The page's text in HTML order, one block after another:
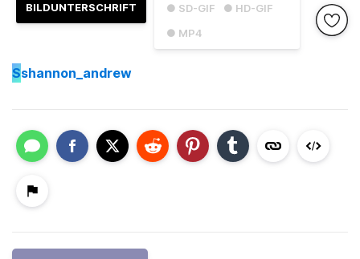
● SD-GIF
● HD-GIF
● MP4
BILDUNTERSCHRIFT
Sshannon_andrew